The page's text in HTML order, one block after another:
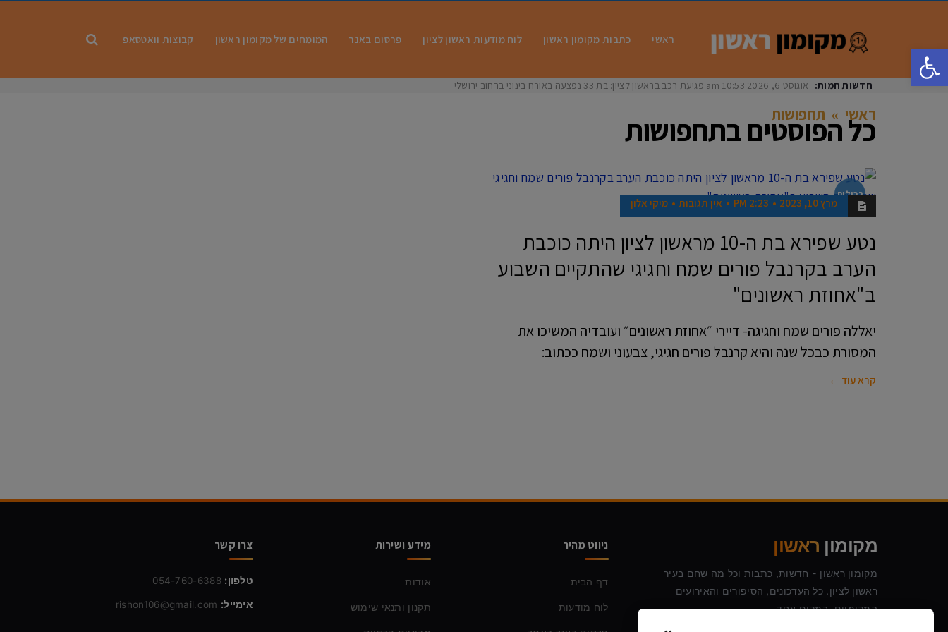
פתח סרגל נגישות
ראשי כתבות מקומון ראשון לוח מודעות ראשון לציון פרסום באנר המומחים של מקומון ראשון קבוצות וואטסאפ
חדשות חמות: אוגוסט 6, 2026 10:53 am פגיעת רכב בראשון לציון: בת 33 נפצעה באורח בינוני ברחוב ירושלים
ראשי » תחפושות
כל הפוסטים בתחפושות
רכילות
מרץ 10, 2023 2:23 PM אין תגובות מיקי אלון
נטע שפירא בת ה-10 מראשון לציון היתה כוכבת
הערב בקרנבל פורים שמח וחגיגי שהתקיים השבוע
ב"אחוזת ראשונים"
יאללה פורים שמח וחגיגה- דיירי ״אחוזת ראשונים״ ועובדיה המשיכו את
המסורת כבכל שנה והיא קרנבל פורים חגיגי, צבעוני ושמח ככתוב:
קרא עוד ←
מקומון ראשון
מקומון ראשון - חדשות, כתבות וכל מה שחם בעיר
ראשון לציון. כל העדכונים, הסיפורים והאירועים
המקומיים, במקום אחד.
ניווט מהיר
דף הבית
לוח מודעות
מידע ושירות
אודות
תקנון ותנאי שימוש
צרו קשר
טלפון: 054-760-6388
אימייל: rishon106@gmail.com